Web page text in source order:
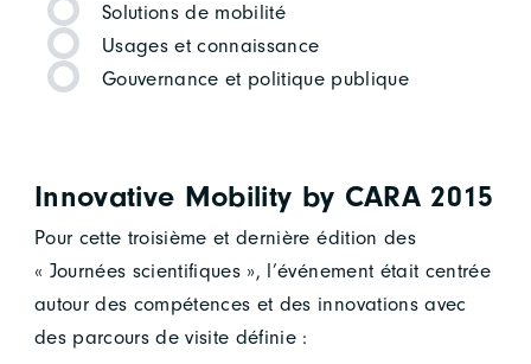
Solutions de mobilité
Usages et connaissance
Gouvernance et politique publique
Innovative Mobility by CARA 2015
Pour cette troisième et dernière édition des
« Journées scientifiques », l’événement était centrée
autour des compétences et des innovations avec
des parcours de visite définie :